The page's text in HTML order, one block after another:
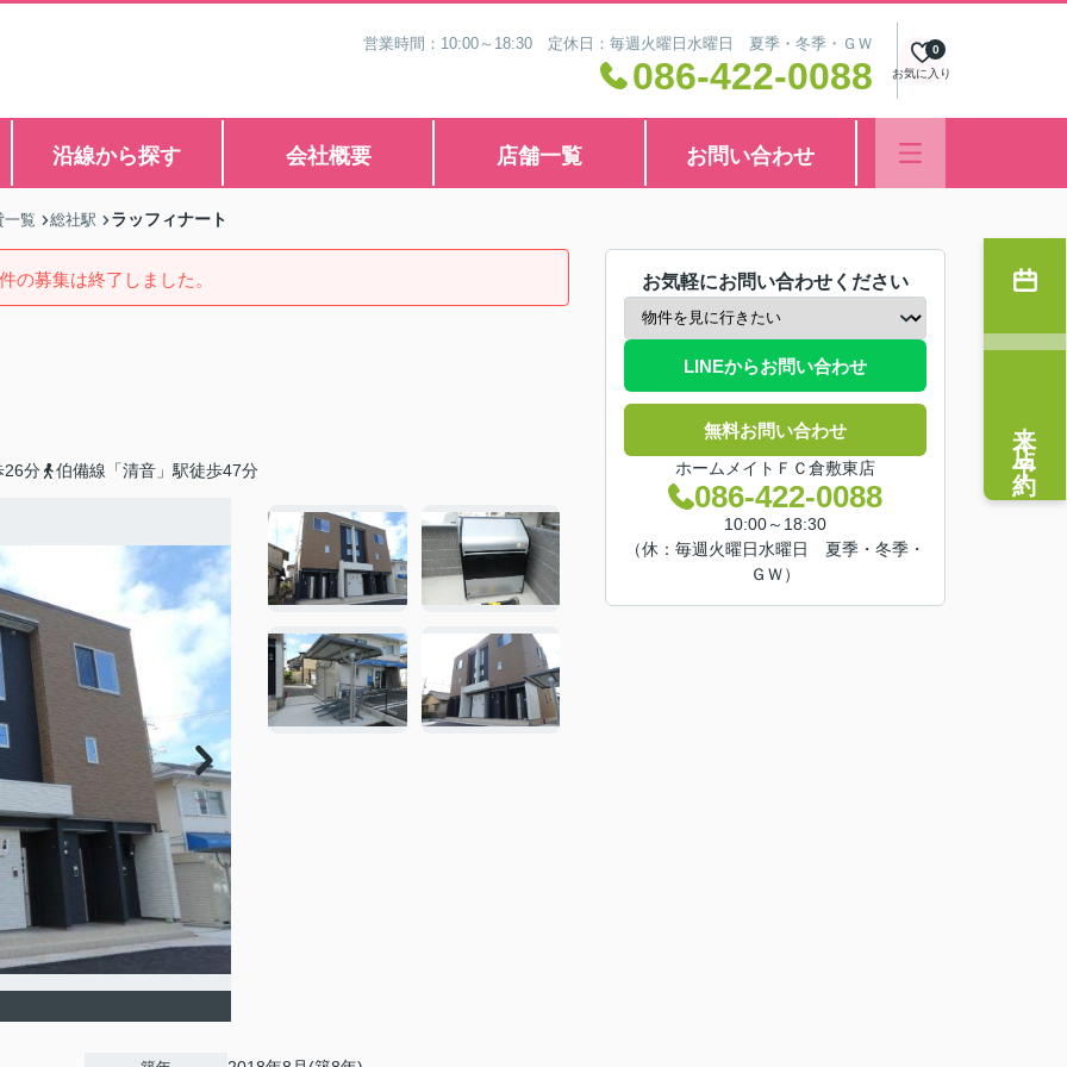
営業時間：10:00～18:30 定休日：毎週火曜日水曜日 夏季・冬季・ＧＷ
086-422-0088 お気に入り
0
沿線から探す 会社概要 店舗一覧 お問い合わせ
一覧 総社駅 ラッフィナート
の募集は終了しました。
26分 伯備線「清音」駅徒歩47分
お気軽にお問い合わせください
LINEからお問い合わせ
無料お問い合わせ
ホームメイトＦＣ倉敷東店
086-422-0088
10:00～18:30
（休：毎週火曜日水曜日 夏季・冬季・
ＧＷ）
来店予約